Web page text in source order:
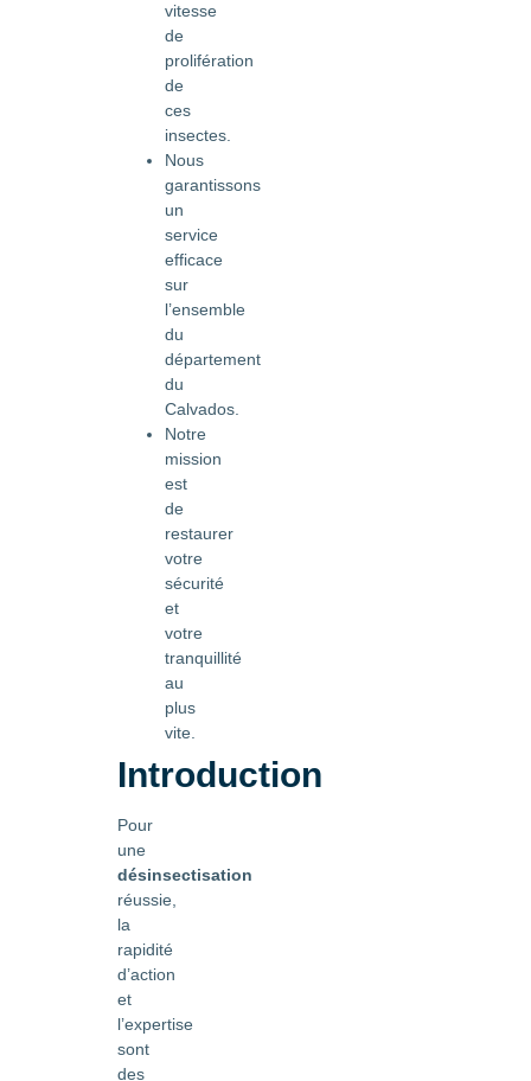
vitesse
de
prolifération
de
ces
insectes.
Nous
garantissons
un
service
efficace
sur
l’ensemble
du
département
du
Calvados.
Notre
mission
est
de
restaurer
votre
sécurité
et
votre
tranquillité
au
plus
vite.
Introduction
Pour
une
désinsectisation
réussie,
la
rapidité
d’action
et
l’expertise
sont
des